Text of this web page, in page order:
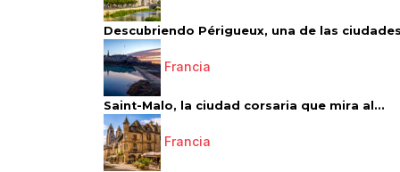
Descubriendo Périgueux, una de las
Francia
Saint-Malo, la ciudad corsaria que mira al...
Francia